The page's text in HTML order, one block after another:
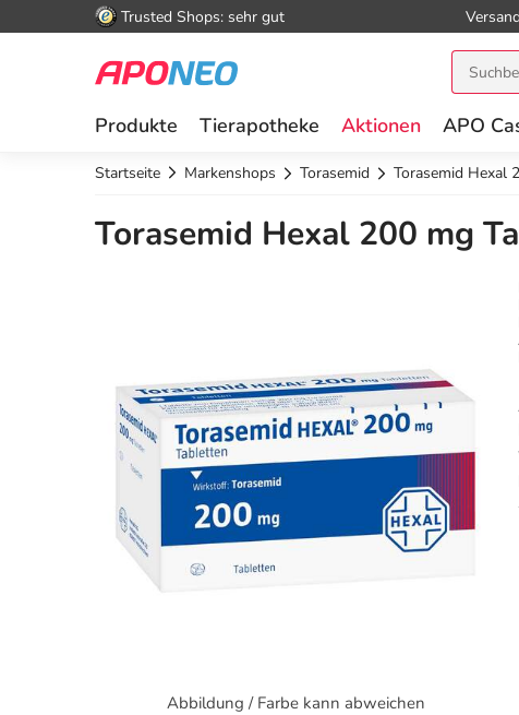
Trusted Shops: sehr gut
Produkte Tierapotheke Aktionen APO
Startseite Markenshops Torasemid Torasemid Hexal
Torasemid Hexal 200 mg
Abbildung / Farbe kann abweichen